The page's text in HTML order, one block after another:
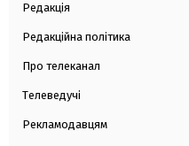
Редакція
Редакційна політика
Про телеканал
Телеведучі
Рекламодавцям